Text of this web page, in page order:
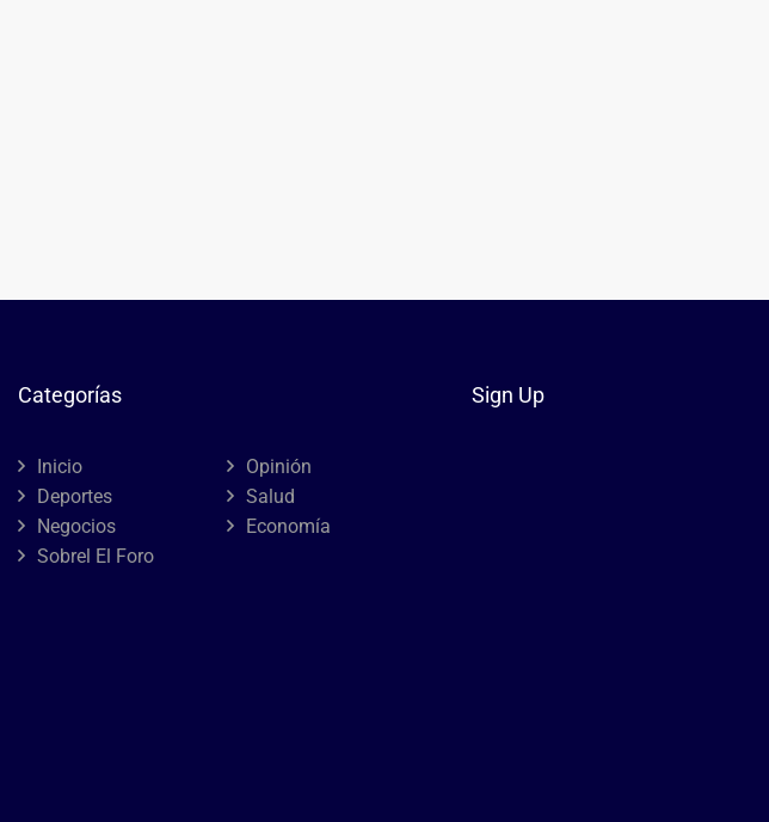
Categorías
Inicio
Opinión
Deportes
Salud
Negocios
Economía
Sobrel El Foro
Sign Up